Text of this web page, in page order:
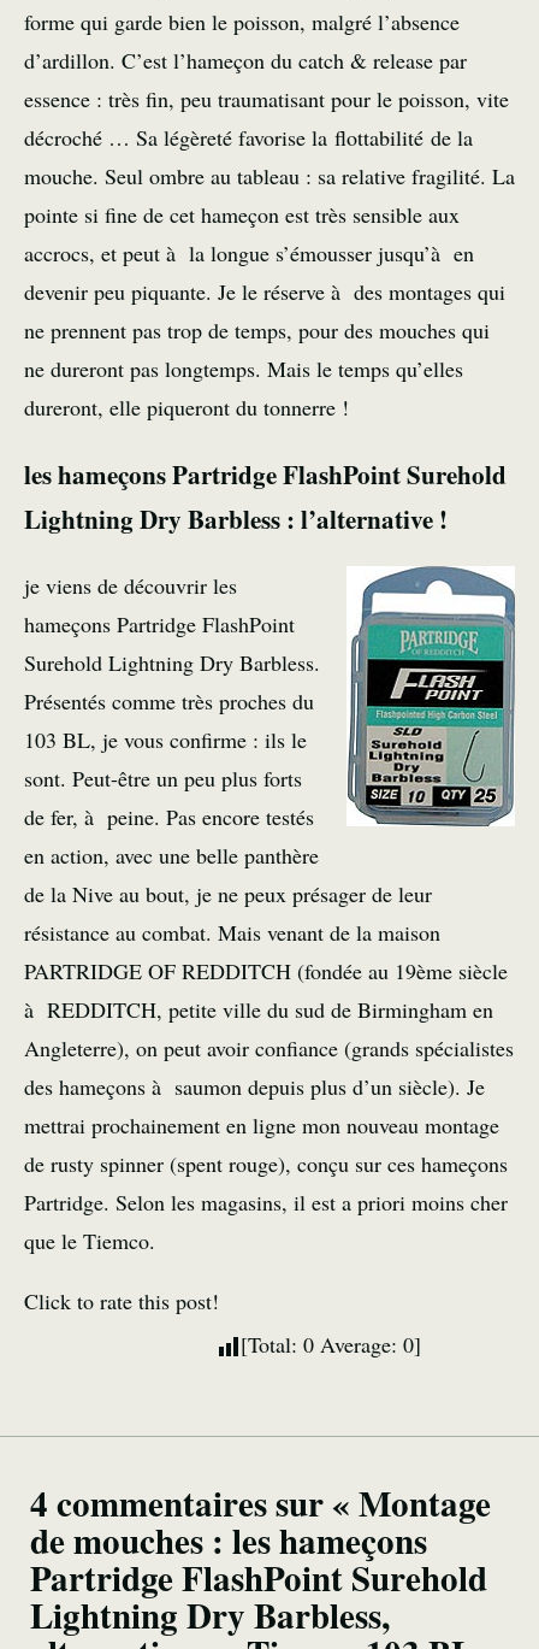
forme qui garde bien le poisson, malgré l’absence
d’ardillon. C’est l’hameçon du catch & release par
essence : très fin, peu traumatisant pour le poisson, vite
décroché … Sa légèreté favorise la flottabilité de la
mouche. Seul ombre au tableau : sa relative fragilité. La
pointe si fine de cet hameçon est très sensible aux
accrocs, et peut à la longue s’émousser jusqu’à en
devenir peu piquante. Je le réserve à des montages qui
ne prennent pas trop de temps, pour des mouches qui
ne dureront pas longtemps. Mais le temps qu’elles
dureront, elle piqueront du tonnerre !
les hameçons Partridge FlashPoint Surehold
Lightning Dry Barbless : l’alternative !
je viens de découvrir les
hameçons Partridge FlashPoint
Surehold Lightning Dry Barbless.
Présentés comme très proches du
103 BL, je vous confirme : ils le
sont. Peut-être un peu plus forts
de fer, à peine. Pas encore testés
en action, avec une belle panthère
de la Nive au bout, je ne peux présager de leur
résistance au combat. Mais venant de la maison
PARTRIDGE OF REDDITCH (fondée au 19ème siècle
à REDDITCH, petite ville du sud de Birmingham en
Angleterre), on peut avoir confiance (grands spécialistes
des hameçons à saumon depuis plus d’un siècle). Je
mettrai prochainement en ligne mon nouveau montage
de rusty spinner (spent rouge), conçu sur ces hameçons
Partridge. Selon les magasins, il est a priori moins cher
que le Tiemco.
Click to rate this post!
[Total: 0 Average: 0]
4 commentaires sur « Montage
de mouches : les hameçons
Partridge FlashPoint Surehold
Lightning Dry Barbless,